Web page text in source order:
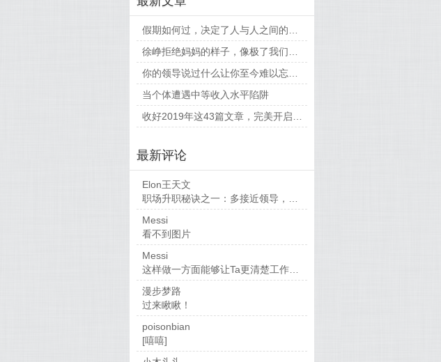
当个体遭遇中等收入水平陷阱
最新评论
Elon王天文
职场升职秘诀之一：多接近领导，当然，多做...
Messi
看不到图片
Messi
这样做一方面能够让Ta更清楚工作要求，也...
漫步梦路
过来瞅瞅！
poisonbian
[嘻嘻]